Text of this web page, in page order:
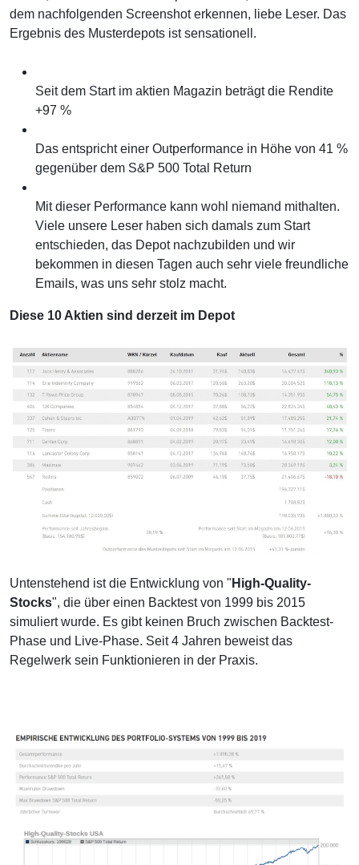
dem nachfolgenden Screenshot erkennen, liebe Leser. Das
Ergebnis des Musterdepots ist sensationell.
Seit dem Start im aktien Magazin beträgt die Rendite
+97 %
Das entspricht einer Outperformance in Höhe von 41 %
gegenüber dem S&P 500 Total Return
Mit dieser Performance kann wohl niemand mithalten.
Viele unsere Leser haben sich damals zum Start
entschieden, das Depot nachzubilden und wir
bekommen in diesen Tagen auch sehr viele freundliche
Emails, was uns sehr stolz macht.
Diese 10 Aktien sind derzeit im Depot
Untenstehend ist die Entwicklung von " High-Quality-
Stocks", die über einen Backtest von 1999 bis 2015
simuliert wurde. Es gibt keinen Bruch zwischen Backtest-
Phase und Live-Phase. Seit 4 Jahren beweist das
Regelwerk sein Funktionieren in der Praxis.